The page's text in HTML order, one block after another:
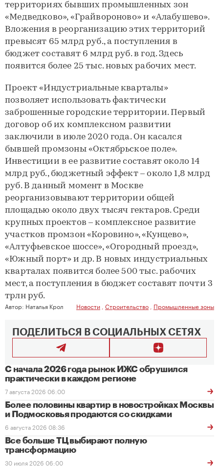
территориях бывших промышленных зон
«Медведково», «Грайвороново» и «Алабушево».
Вложения в реорганизацию этих территорий
превысят 65 млрд руб., а поступления в
бюджет составят 6 млрд руб. в год. Здесь
появится более 25 тыс. новых рабочих мест.
Проект «Индустриальные кварталы»
позволяет использовать фактически
заброшенные городские территории. Первый
договор об их комплексном развитии
заключили в июле 2020 года. Он касался
бывшей промзоны «Октябрьское поле».
Инвестиции в ее развитие составят около 14
млрд руб., бюджетный эффект – около 1,8 млрд
руб. В данный момент в Москве
реорганизовывают территории общей
площадью около двух тысяч гектаров. Среди
крупных проектов – комплексное развитие
участков промзон «Коровино», «Кунцево»,
«Алтуфьевское шоссе», «Огородный проезд»,
«Южный порт» и др. В новых индустриальных
кварталах появится более 500 тыс. рабочих
мест, а поступления в бюджет составят почти 3
трлн руб.
Автор: Наталья Крол Новости Строительство Промышленные зоны
ПОДЕЛИТЬСЯ В СОЦИАЛЬНЫХ СЕТЯХ
С начала 2026 года рынок ИЖС обрушился
практически в каждом регионе
7 августа 2026 06:00
Более половины квартир в новостройках Москвы
и Подмосковья продаются со скидками
6 августа 2026 08:36
Все больше ТЦ выбирают полную
трансформацию
30 июля 2026 06:00